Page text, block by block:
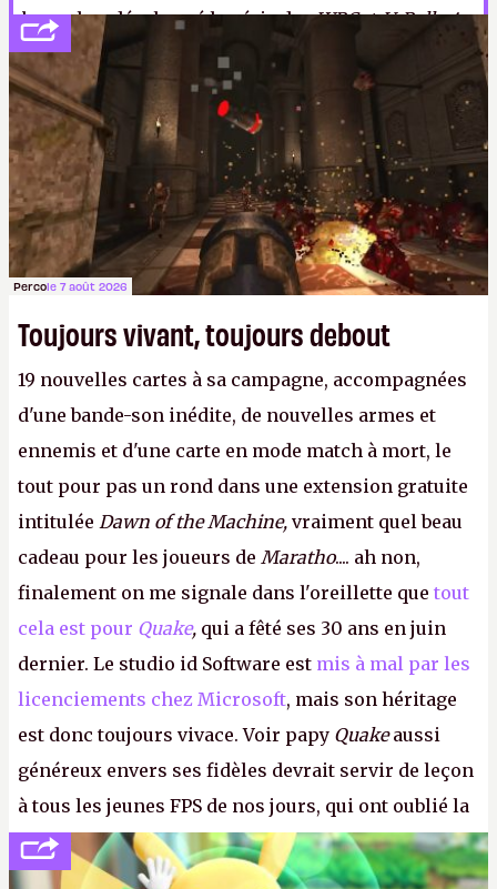
bagnole a développé la série desWRCetV-Rally 4.
Du coup, on la verrait bien s'attaquer à la licence
Test Drive
, que Bigben a rachetée à Atari en 2016. A.
Percole 7 août 2026
Toujours vivant, toujours debout
19 nouvelles cartes à sa campagne, accompagnées
d'une bande-son inédite, de nouvelles armes et
ennemis et d'une carte en mode match à mort, le
tout pour pas un rond dans une extension gratuite
intitulée Dawn of the Machine, vraiment quel beau
cadeau pour les joueurs de Maratho.... ah non,
finalement on me signale dans l'oreillette que tout
cela est pour Quake, qui a fêté ses 30 ans en juin
dernier. Le studio id Software est mis à mal par les
licenciements chez Microsoft, mais son héritage
est donc toujours vivace. Voir papy Quakeaussi
généreux envers ses fidèles devrait servir de leçon
à tous les jeunes FPS de nos jours, qui ont oublié la
politesse et le respect envers leurs joueurs et les
anciens. Il leur faudrait une bonne guerre des